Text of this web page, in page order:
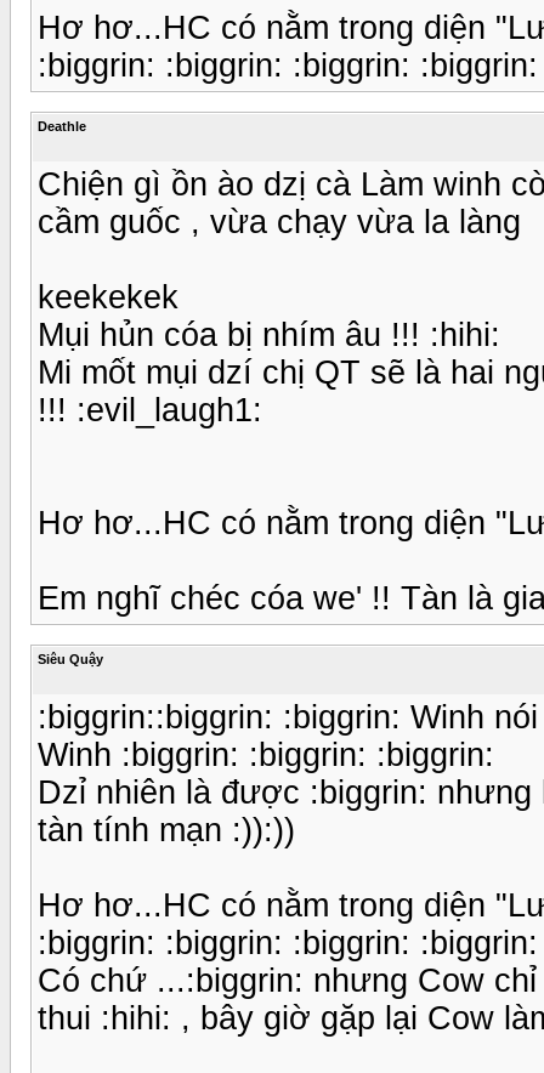
Hơ hơ...HC có nằm trong diện
:biggrin: :biggrin: :biggrin: :biggrin:
Deathle
Chiện gì ồn ào dzị cà Làm winh
cầm guốc , vừa chạy vừa la làng
keekekek
Mụi hủn cóa bị nhím âu !!! :hihi:
Mi mốt mụi dzí chị QT sẽ là hai
!!! :evil_laugh1:
Hơ hơ...HC có nằm trong diện
Em nghĩ chéc cóa we' !! Tàn là
Siêu Quậy
:biggrin::biggrin: :biggrin: Winh
Winh :biggrin: :biggrin: :biggrin:
Dzỉ nhiên là được :biggrin:
tàn tính mạn :)):))
Hơ hơ...HC có nằm trong diện
:biggrin: :biggrin: :biggrin: :biggrin:
Có chứ ...:biggrin: nhưng Cow
thui :hihi: , bây giờ gặp lại Cow